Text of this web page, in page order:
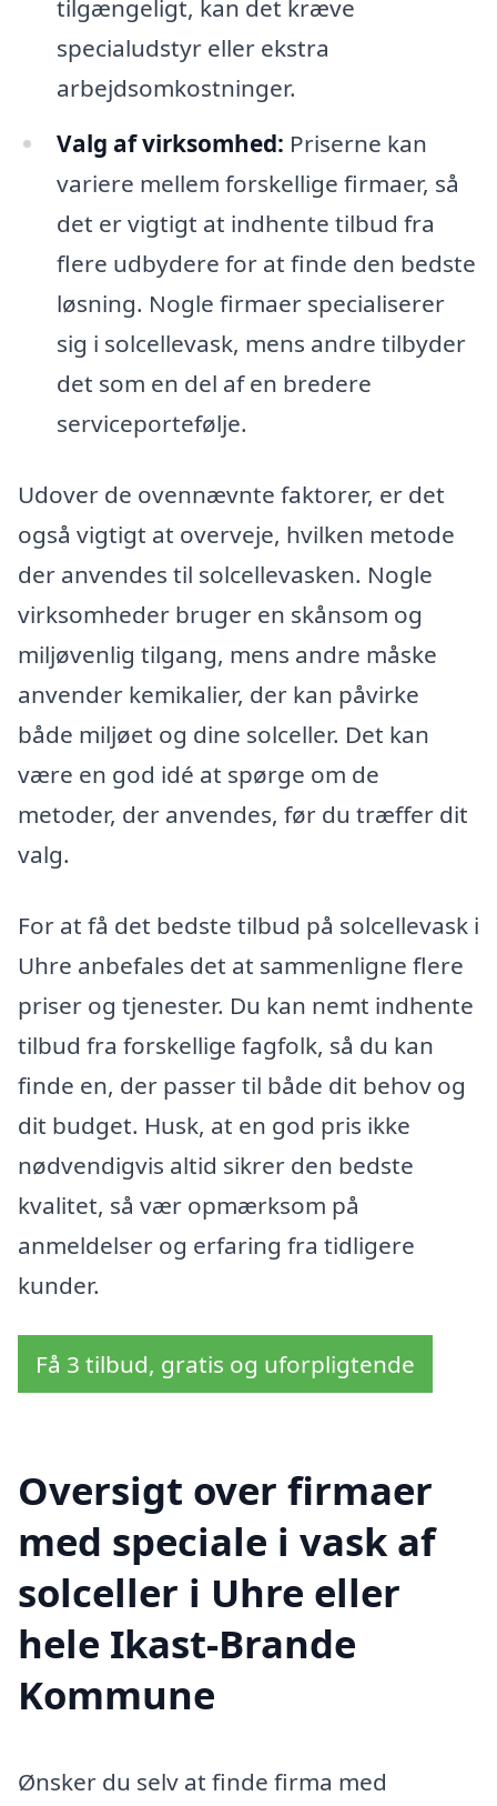
tilgængeligt, kan det kræve
specialudstyr eller ekstra
arbejdsomkostninger.
Valg af virksomhed: Priserne kan
variere mellem forskellige firmaer, så
det er vigtigt at indhente tilbud fra
flere udbydere for at finde den bedste
løsning. Nogle firmaer specialiserer
sig i solcellevask, mens andre tilbyder
det som en del af en bredere
serviceportefølje.
Udover de ovennævnte faktorer, er det
også vigtigt at overveje, hvilken metode
der anvendes til solcellevasken. Nogle
virksomheder bruger en skånsom og
miljøvenlig tilgang, mens andre måske
anvender kemikalier, der kan påvirke
både miljøet og dine solceller. Det kan
være en god idé at spørge om de
metoder, der anvendes, før du træffer dit
valg.
For at få det bedste tilbud på solcellevask i
Uhre anbefales det at sammenligne flere
priser og tjenester. Du kan nemt indhente
tilbud fra forskellige fagfolk, så du kan
finde en, der passer til både dit behov og
dit budget. Husk, at en god pris ikke
nødvendigvis altid sikrer den bedste
kvalitet, så vær opmærksom på
anmeldelser og erfaring fra tidligere
kunder.
Få 3 tilbud, gratis og uforpligtende
Oversigt over firmaer
med speciale i vask af
solceller i Uhre eller
hele Ikast-Brande
Kommune
Ønsker du selv at finde firma med